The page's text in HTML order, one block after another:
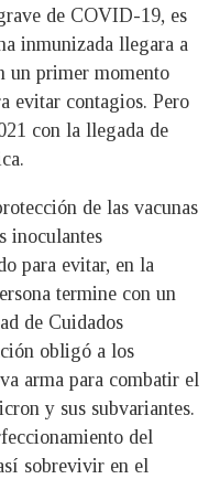
de COVID-19, es
inmunizada llegara a
un primer momento
evitar contagios. Pero
con la llegada de
de las vacunas
inoculantes
para evitar, en la
termine con un
de Cuidados
obligó a los
arma para combatir el
y sus subvariantes.
del
sobrevivir en el